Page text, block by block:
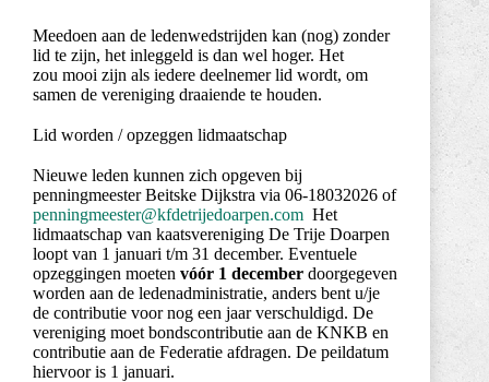
Meedoen aan de ledenwedstrijden kan (nog) zonder
lid te zijn, het inleggeld is dan wel hoger. Het
zou mooi zijn als iedere deelnemer lid wordt, om
samen de vereniging draaiende te houden.
Lid worden / opzeggen lidmaatschap
Nieuwe leden kunnen zich opgeven bij
penningmeester Beitske Dijkstra via 06-18032026 of
penningmeester@kfdetrijedoarpen.com Het
lidmaatschap van kaatsvereniging De Trije Doarpen
loopt van 1 januari t/m 31 december. Eventuele
opzeggingen moeten vóór 1 december doorgegeven
worden aan de ledenadministratie, anders bent u/je
de contributie voor nog een jaar verschuldigd. De
vereniging moet bondscontributie aan de KNKB en
contributie aan de Federatie afdragen. De peildatum
hiervoor is 1 januari.